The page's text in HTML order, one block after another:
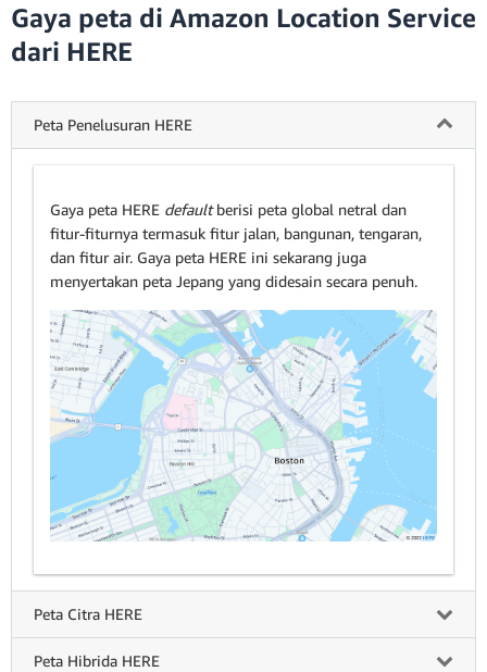
Gaya peta di Amazon Location Service
dari HERE
Peta Penelusuran HERE
Gaya peta HERE defaultberisi peta global netral dan
fitur-fiturnya termasuk fitur jalan, bangunan, tengaran,
dan fitur air. Gaya peta HERE ini sekarang juga
menyertakan peta Jepang yang didesain secara penuh.
Peta Citra HERE
Peta Hibrida HERE